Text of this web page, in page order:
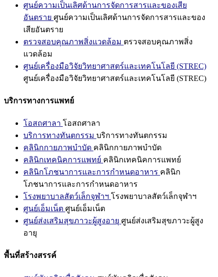
ศูนย์ความเป็นเลิศด้านการจัดการสารและของเสีย
อันตราย ศูนย์ความเป็นเลิศด้านการจัดการสารและของ
เสียอันตราย
ตรวจสอบคุณภาพสิ่งแวดล้อม ตรวจสอบคุณภาพสิ่ง
แวดล้อม
ศูนย์เครื่องมือวิจัยวิทยาศาสตร์และเทคโนโลยี (STREC)
ศูนย์เครื่องมือวิจัยวิทยาศาสตร์และเทคโนโลยี (STREC)
บริการทางการแพทย์
โอสถศาลา โอสถศาลา
บริการทางทันตกรรม บริการทางทันตกรรม
คลินิกกายภาพบำบัด คลินิกกายภาพบำบัด
คลินิกเทคนิคการแพทย์ คลินิกเทคนิคการแพทย์
คลินิกโภชนาการและการกำหนดอาหาร คลินิก
โภชนาการและการกำหนดอาหาร
โรงพยาบาลสัตว์เล็กจุฬาฯ โรงพยาบาลสัตว์เล็กจุฬาฯ
ศูนย์เอ็มเน็ต ศูนย์เอ็มเน็ต
ศูนย์ส่งเสริมสุขภาวะผู้สูงอายุ ศูนย์ส่งเสริมสุขภาวะผู้สูง
อายุ
พื้นที่สร้างสรรค์